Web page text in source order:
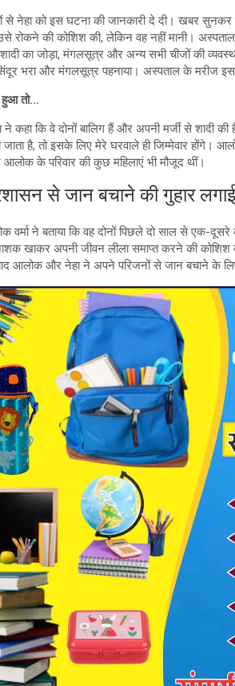
नेहा को इस घटना की जानकारी दे दी। खबर सुनकर
उसे रोकने की कोशिश की, लेकिन वह नहीं मानी।
का जोड़ा, मंगलसूत्र और अन्य सभी चीजों की
भरा और मंगलसूत्र पहनाया। अस्पताल के मरीज
तो…
कहा कि वे दोनों बालिग हैं और अपनी मर्जी से शादी
जाता है, तो इसके लिए मेरे घरवाले ही जिम्मेवार
आलोक के परिवार की कुछ महिलाएं भी मौजूद थीं।
से जान बचाने की गुहार लगाई
वर्मा ने बताया कि वह दोनों पिछले दो साल से एक-
खाकर अपनी जीवन लीला समाप्त करने की
आलोक और नेहा ने अपने परिजनों से जान बचाने के